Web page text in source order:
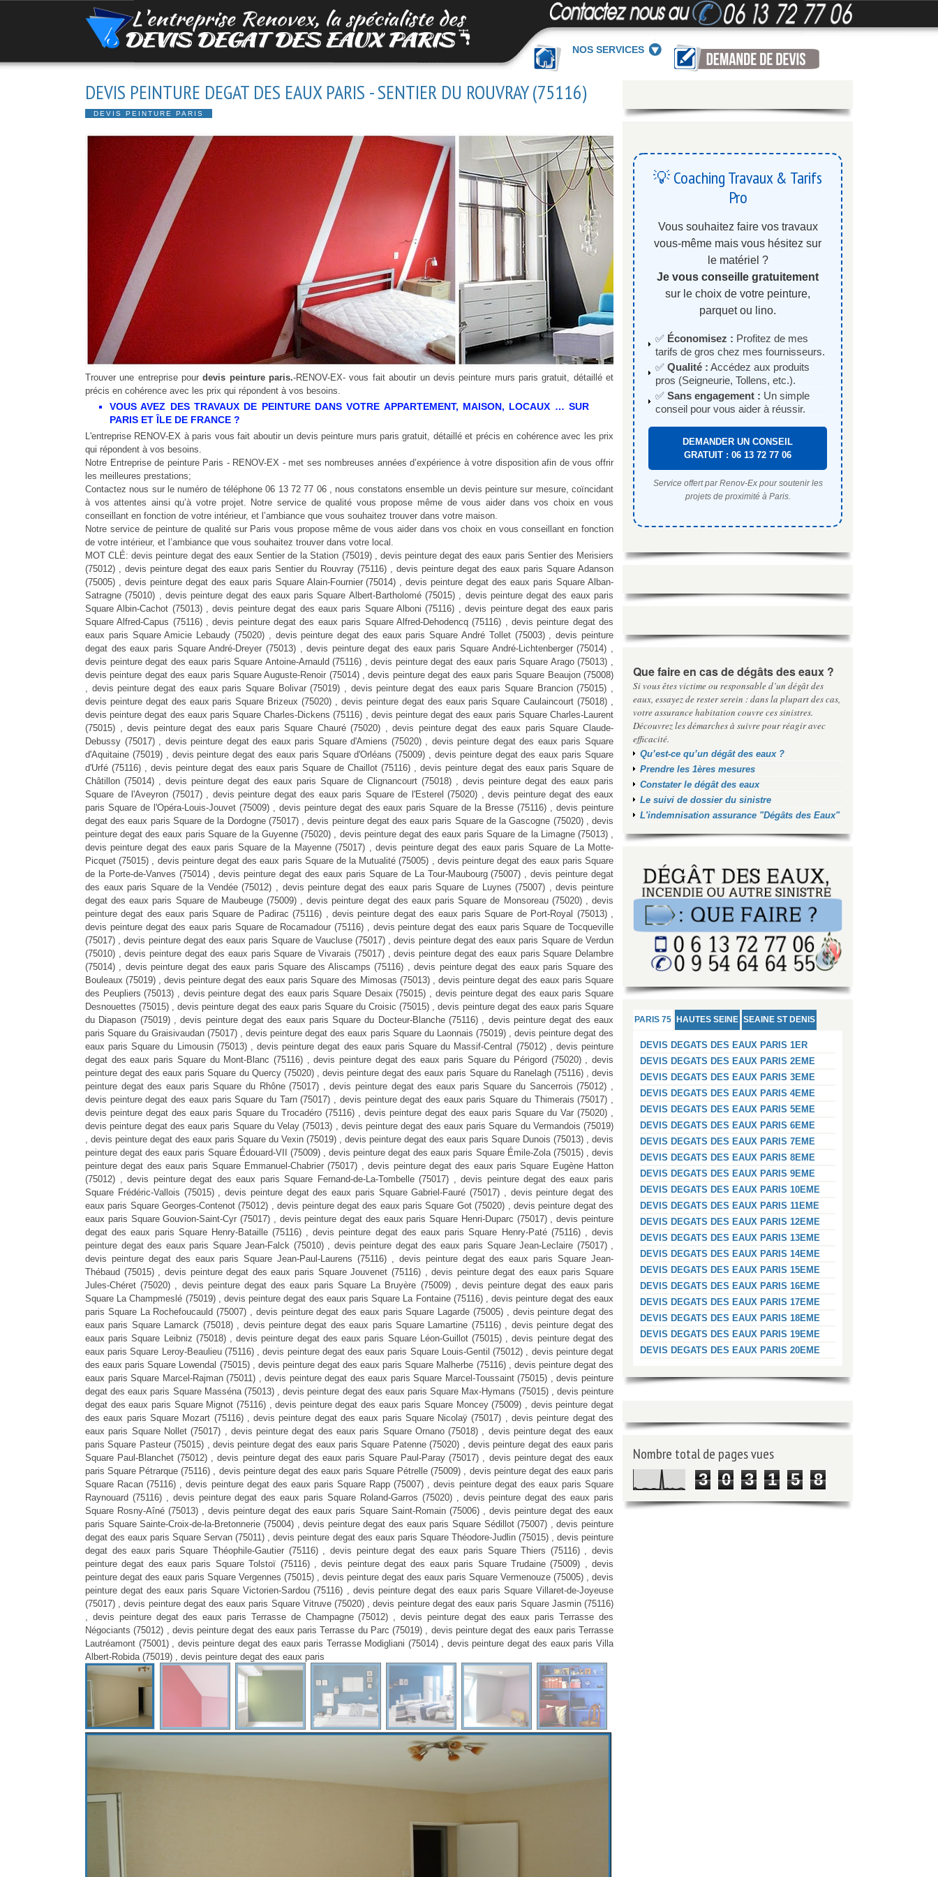
NOS SERVICES
DEVIS PEINTURE DEGAT DES EAUX PARIS - SENTIER DU ROUVRAY (75116)
DEVIS PEINTURE PARIS
Trouver une entreprise pourdevis peinture paris.-RENOV-EX- vous fait aboutir un devis peinture murs paris gratuit, détaillé et
précis en cohérence avec les prix qui répondent à vos besoins.
VOUS AVEZ DES TRAVAUX DE PEINTURE DANS VOTRE APPARTEMENT, MAISON, LOCAUX … SUR
PARIS ET ÎLE DE FRANCE ?
L'entreprise RENOV-EX à paris vous fait aboutir un devis peinture murs paris gratuit, détaillé et précis en cohérence avec les prix
qui répondent à vos besoins.
Notre Entreprise de peinture Paris - RENOV-EX - met ses nombreuses années d’expérience à votre disposition afin de vous offrir
les meilleures prestations;
Contactez nous sur le numéro de téléphone 06 13 72 77 06 , nous constatons ensemble un devis peinture sur mesure, coïncidant
à vos attentes ainsi qu’à votre projet. Notre service de qualité vous propose même de vous aider dans vos choix en vous
conseillant en fonction de votre intérieur, et l’ambiance que vous souhaitez trouver dans votre maison.
Notre service de peinture de qualité sur Paris vous propose même de vous aider dans vos choix en vous conseillant en fonction
de votre intérieur, et l’ambiance que vous souhaitez trouver dans votre local.
MOT CLÉ: devis peinture degat des eaux Sentier de la Station (75019) , devis peinture degat des eaux paris Sentier des Merisiers (75012) , devis peinture degat des eaux paris Sentier du Rouvray (75116) , devis peinture degat des eaux paris Square Adanson (75005) , devis peinture degat des eaux paris Square Alain-Fournier (75014) , devis peinture degat des eaux paris Square Alban-Satragne (75010) , devis peinture degat des eaux paris Square Albert-Bartholomé (75015) , devis peinture degat des eaux paris Square Albin-Cachot (75013) , devis peinture degat des eaux paris Square Alboni (75116) , devis peinture degat des eaux paris Square Alfred-Capus (75116) , devis peinture degat des eaux paris Square Alfred-Dehodencq (75116) , devis peinture degat des eaux paris Square Amicie Lebaudy (75020) , devis peinture degat des eaux paris Square André Tollet (75003) , devis peinture degat des eaux paris Square André-Dreyer (75013) , devis peinture degat des eaux paris Square André-Lichtenberger (75014) , devis peinture degat des eaux paris Square Antoine-Arnauld (75116) , devis peinture degat des eaux paris Square Arago (75013) , devis peinture degat des eaux paris Square Auguste-Renoir (75014) , devis peinture degat des eaux paris Square Beaujon (75008) , devis peinture degat des eaux paris Square Bolivar (75019) , devis peinture degat des eaux paris Square Brancion (75015) , devis peinture degat des eaux paris Square Brizeux (75020) , devis peinture degat des eaux paris Square Caulaincourt (75018) , devis peinture degat des eaux paris Square Charles-Dickens (75116) , devis peinture degat des eaux paris Square Charles-Laurent (75015) , devis peinture degat des eaux paris Square Chauré (75020) , devis peinture degat des eaux paris Square Claude-Debussy (75017) , devis peinture degat des eaux paris Square d'Amiens (75020) , devis peinture degat des eaux paris Square d'Aquitaine (75019) , devis peinture degat des eaux paris Square d'Orléans (75009) , devis peinture degat des eaux paris Square d'Urfé (75116) , devis peinture degat des eaux paris Square de Chaillot (75116) , devis peinture degat des eaux paris Square de Châtillon (75014) , devis peinture degat des eaux paris Square de Clignancourt (75018) , devis peinture degat des eaux paris Square de l'Aveyron (75017) , devis peinture degat des eaux paris Square de l'Esterel (75020) , devis peinture degat des eaux paris Square de l'Opéra-Louis-Jouvet (75009) , devis peinture degat des eaux paris Square de la Bresse (75116) , devis peinture degat des eaux paris Square de la Dordogne (75017) , devis peinture degat des eaux paris Square de la Gascogne (75020) , devis peinture degat des eaux paris Square de la Guyenne (75020) , devis peinture degat des eaux paris Square de la Limagne (75013) , devis peinture degat des eaux paris Square de la Mayenne (75017) , devis peinture degat des eaux paris Square de La Motte-Picquet (75015) , devis peinture degat des eaux paris Square de la Mutualité (75005) , devis peinture degat des eaux paris Square de la Porte-de-Vanves (75014) , devis peinture degat des eaux paris Square de La Tour-Maubourg (75007) , devis peinture degat des eaux paris Square de la Vendée (75012) , devis peinture degat des eaux paris Square de Luynes (75007) , devis peinture degat des eaux paris Square de Maubeuge (75009) , devis peinture degat des eaux paris Square de Monsoreau (75020) , devis peinture degat des eaux paris Square de Padirac (75116) , devis peinture degat des eaux paris Square de Port-Royal (75013) , devis peinture degat des eaux paris Square de Rocamadour (75116) , devis peinture degat des eaux paris Square de Tocqueville (75017) , devis peinture degat des eaux paris Square de Vaucluse (75017) , devis peinture degat des eaux paris Square de Verdun (75010) , devis peinture degat des eaux paris Square de Vivarais (75017) , devis peinture degat des eaux paris Square Delambre (75014) , devis peinture degat des eaux paris Square des Aliscamps (75116) , devis peinture degat des eaux paris Square des Bouleaux (75019) , devis peinture degat des eaux paris Square des Mimosas (75013) , devis peinture degat des eaux paris Square des Peupliers (75013) , devis peinture degat des eaux paris Square Desaix (75015) , devis peinture degat des eaux paris Square Desnouettes (75015) , devis peinture degat des eaux paris Square du Croisic (75015) , devis peinture degat des eaux paris Square du Diapason (75019) , devis peinture degat des eaux paris Square du Docteur-Blanche (75116) , devis peinture degat des eaux paris Square du Graisivaudan (75017) , devis peinture degat des eaux paris Square du Laonnais (75019) , devis peinture degat des eaux paris Square du Limousin (75013) , devis peinture degat des eaux paris Square du Massif-Central (75012) , devis peinture degat des eaux paris Square du Mont-Blanc (75116) , devis peinture degat des eaux paris Square du Périgord (75020) , devis peinture degat des eaux paris Square du Quercy (75020) , devis peinture degat des eaux paris Square du Ranelagh (75116) , devis peinture degat des eaux paris Square du Rhône (75017) , devis peinture degat des eaux paris Square du Sancerrois (75012) , devis peinture degat des eaux paris Square du Tarn (75017) , devis peinture degat des eaux paris Square du Thimerais (75017) , devis peinture degat des eaux paris Square du Trocadéro (75116) , devis peinture degat des eaux paris Square du Var (75020) , devis peinture degat des eaux paris Square du Velay (75013) , devis peinture degat des eaux paris Square du Vermandois (75019) , devis peinture degat des eaux paris Square du Vexin (75019) , devis peinture degat des eaux paris Square Dunois (75013) , devis peinture degat des eaux paris Square Édouard-VII (75009) , devis peinture degat des eaux paris Square Émile-Zola (75015) , devis peinture degat des eaux paris Square Emmanuel-Chabrier (75017) , devis peinture degat des eaux paris Square Eugène Hatton (75012) , devis peinture degat des eaux paris Square Fernand-de-La-Tombelle (75017) , devis peinture degat des eaux paris Square Frédéric-Vallois (75015) , devis peinture degat des eaux paris Square Gabriel-Fauré (75017) , devis peinture degat des eaux paris Square Georges-Contenot (75012) , devis peinture degat des eaux paris Square Got (75020) , devis peinture degat des eaux paris Square Gouvion-Saint-Cyr (75017) , devis peinture degat des eaux paris Square Henri-Duparc (75017) , devis peinture degat des eaux paris Square Henry-Bataille (75116) , devis peinture degat des eaux paris Square Henry-Paté (75116) , devis peinture degat des eaux paris Square Jean-Falck (75010) , devis peinture degat des eaux paris Square Jean-Leclaire (75017) , devis peinture degat des eaux paris Square Jean-Paul-Laurens (75116) , devis peinture degat des eaux paris Square Jean-Thébaud (75015) , devis peinture degat des eaux paris Square Jouvenet (75116) , devis peinture degat des eaux paris Square Jules-Chéret (75020) , devis peinture degat des eaux paris Square La Bruyère (75009) , devis peinture degat des eaux paris Square La Champmeslé (75019) , devis peinture degat des eaux paris Square La Fontaine (75116) , devis peinture degat des eaux paris Square La Rochefoucauld (75007) , devis peinture degat des eaux paris Square Lagarde (75005) , devis peinture degat des eaux paris Square Lamarck (75018) , devis peinture degat des eaux paris Square Lamartine (75116) , devis peinture degat des eaux paris Square Leibniz (75018) , devis peinture degat des eaux paris Square Léon-Guillot (75015) , devis peinture degat des eaux paris Square Leroy-Beaulieu (75116) , devis peinture degat des eaux paris Square Louis-Gentil (75012) , devis peinture degat des eaux paris Square Lowendal (75015) , devis peinture degat des eaux paris Square Malherbe (75116) , devis peinture degat des eaux paris Square Marcel-Rajman (75011) , devis peinture degat des eaux paris Square Marcel-Toussaint (75015) , devis peinture degat des eaux paris Square Masséna (75013) , devis peinture degat des eaux paris Square Max-Hymans (75015) , devis peinture degat des eaux paris Square Mignot (75116) , devis peinture degat des eaux paris Square Moncey (75009) , devis peinture degat des eaux paris Square Mozart (75116) , devis peinture degat des eaux paris Square Nicolaÿ (75017) , devis peinture degat des eaux paris Square Nollet (75017) , devis peinture degat des eaux paris Square Ornano (75018) , devis peinture degat des eaux paris Square Pasteur (75015) , devis peinture degat des eaux paris Square Patenne (75020) , devis peinture degat des eaux paris Square Paul-Blanchet (75012) , devis peinture degat des eaux paris Square Paul-Paray (75017) , devis peinture degat des eaux paris Square Pétrarque (75116) , devis peinture degat des eaux paris Square Pétrelle (75009) , devis peinture degat des eaux paris Square Racan (75116) , devis peinture degat des eaux paris Square Rapp (75007) , devis peinture degat des eaux paris Square Raynouard (75116) , devis peinture degat des eaux paris Square Roland-Garros (75020) , devis peinture degat des eaux paris Square Rosny-Aîné (75013) , devis peinture degat des eaux paris Square Saint-Romain (75006) , devis peinture degat des eaux paris Square Sainte-Croix-de-la-Bretonnerie (75004) , devis peinture degat des eaux paris Square Sédillot (75007) , devis peinture degat des eaux paris Square Servan (75011) , devis peinture degat des eaux paris Square Théodore-Judlin (75015) , devis peinture degat des eaux paris Square Théophile-Gautier (75116) , devis peinture degat des eaux paris Square Thiers (75116) , devis peinture degat des eaux paris Square Tolstoï (75116) , devis peinture degat des eaux paris Square Trudaine (75009) , devis peinture degat des eaux paris Square Vergennes (75015) , devis peinture degat des eaux paris Square Vermenouze (75005) , devis peinture degat des eaux paris Squa
💡 Coaching Travaux & Tarifs
Pro
Vous souhaitez faire vos travaux
vous-même mais vous hésitez sur
le matériel ?
Je vous conseille gratuitement
sur le choix de votre peinture,
parquet ou lino.
✅ Économisez : Profitez de mes
tarifs de gros chez mes fournisseurs.
✅ Qualité : Accédez aux produits
pros (Seigneurie, Tollens, etc.).
✅ Sans engagement : Un simple
conseil pour vous aider à réussir.
DEMANDER UN CONSEIL
GRATUIT : 06 13 72 77 06
Service offert par Renov-Ex pour soutenir les
projets de proximité à Paris.
Que faire en cas de dégâts des eaux ?
Si vous êtes victime ou responsable d’un dégât des
eaux, essayez de rester serein : dans la plupart des cas,
votre assurance habitation couvre ces sinistres.
Découvrez les démarches à suivre pour réagir avec
efficacité.
Qu’est-ce qu’un dégât des eaux ?
Prendre les 1ères mesures
Constater le dégât des eaux
Le suivi de dossier du sinistre
L'indemnisation assurance "Dégâts des Eaux"
PARIS 75 HAUTES SEINE SEAINE ST DENIS
DEVIS DEGATS DES EAUX PARIS 1ER
DEVIS DEGATS DES EAUX PARIS 2EME
DEVIS DEGATS DES EAUX PARIS 3EME
DEVIS DEGATS DES EAUX PARIS 4EME
DEVIS DEGATS DES EAUX PARIS 5EME
DEVIS DEGATS DES EAUX PARIS 6EME
DEVIS DEGATS DES EAUX PARIS 7EME
DEVIS DEGATS DES EAUX PARIS 8EME
DEVIS DEGATS DES EAUX PARIS 9EME
DEVIS DEGATS DES EAUX PARIS 10EME
DEVIS DEGATS DES EAUX PARIS 11EME
DEVIS DEGATS DES EAUX PARIS 12EME
DEVIS DEGATS DES EAUX PARIS 13EME
DEVIS DEGATS DES EAUX PARIS 14EME
DEVIS DEGATS DES EAUX PARIS 15EME
DEVIS DEGATS DES EAUX PARIS 16EME
DEVIS DEGATS DES EAUX PARIS 17EME
DEVIS DEGATS DES EAUX PARIS 18EME
DEVIS DEGATS DES EAUX PARIS 19EME
DEVIS DEGATS DES EAUX PARIS 20EME
Nombre total de pages vues
3 0 3 1 5 8